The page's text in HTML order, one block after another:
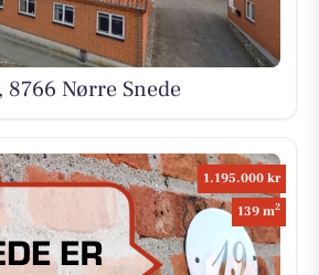
8766 Nørre Snede
1.195.000 kr
139 m2